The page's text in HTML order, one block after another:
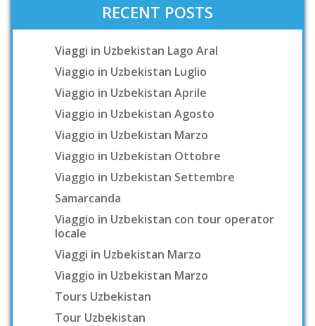
RECENT POSTS
Viaggi in Uzbekistan Lago Aral
Viaggio in Uzbekistan Luglio
Viaggio in Uzbekistan Aprile
Viaggio in Uzbekistan Agosto
Viaggio in Uzbekistan Marzo
Viaggio in Uzbekistan Ottobre
Viaggio in Uzbekistan Settembre
Samarcanda
Viaggio in Uzbekistan con tour operator
locale
Viaggi in Uzbekistan Marzo
Viaggio in Uzbekistan Marzo
Tours Uzbekistan
Tour Uzbekistan